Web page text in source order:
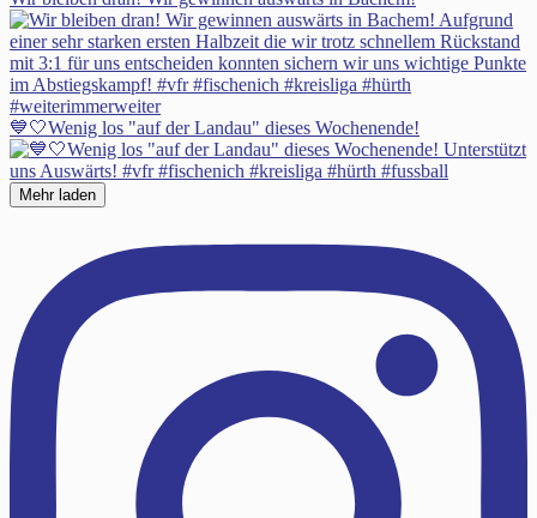
💙🤍Wenig los "auf der Landau" dieses Wochenende!
Mehr laden